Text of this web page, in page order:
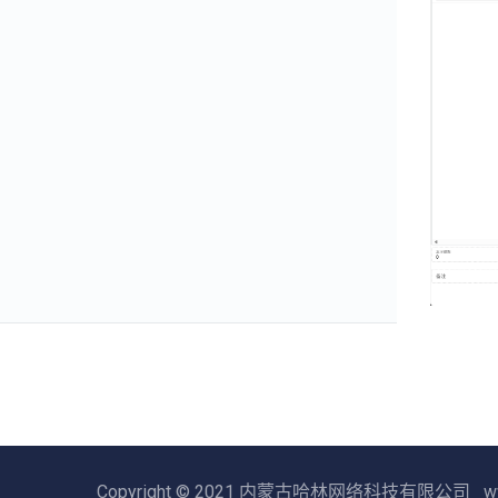
Copyright © 2021 内蒙古哈林网络科技有限公司